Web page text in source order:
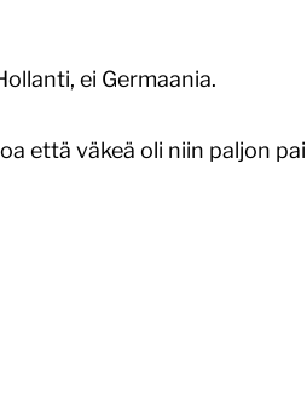
ei Germaania.
että väkeä oli niin paljon